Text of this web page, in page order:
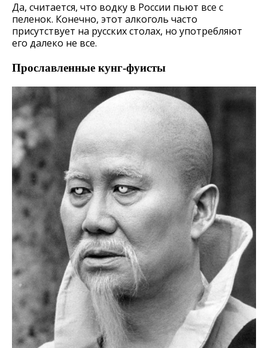
Да, считается, что водку в России пьют все с
пеленок. Конечно, этот алкоголь часто
присутствует на русских столах, но употребляют
его далеко не все.
Прославленные кунг-фуисты